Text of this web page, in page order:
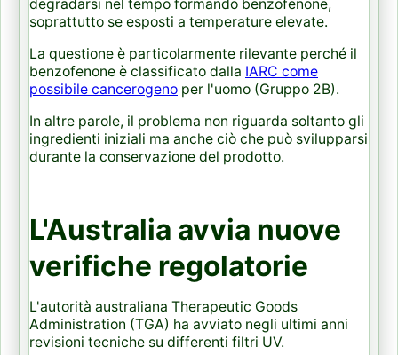
degradarsi nel tempo formando benzofenone,
soprattutto se esposti a temperature elevate.
La questione è particolarmente rilevante perché il
benzofenone è classificato dalla IARC come
possibile cancerogeno per l'uomo (Gruppo 2B).
In altre parole, il problema non riguarda soltanto gli
ingredienti iniziali ma anche ciò che può svilupparsi
durante la conservazione del prodotto.
L'Australia avvia nuove
verifiche regolatorie
L'autorità australiana Therapeutic Goods
Administration (TGA) ha avviato negli ultimi anni
revisioni tecniche su differenti filtri UV.